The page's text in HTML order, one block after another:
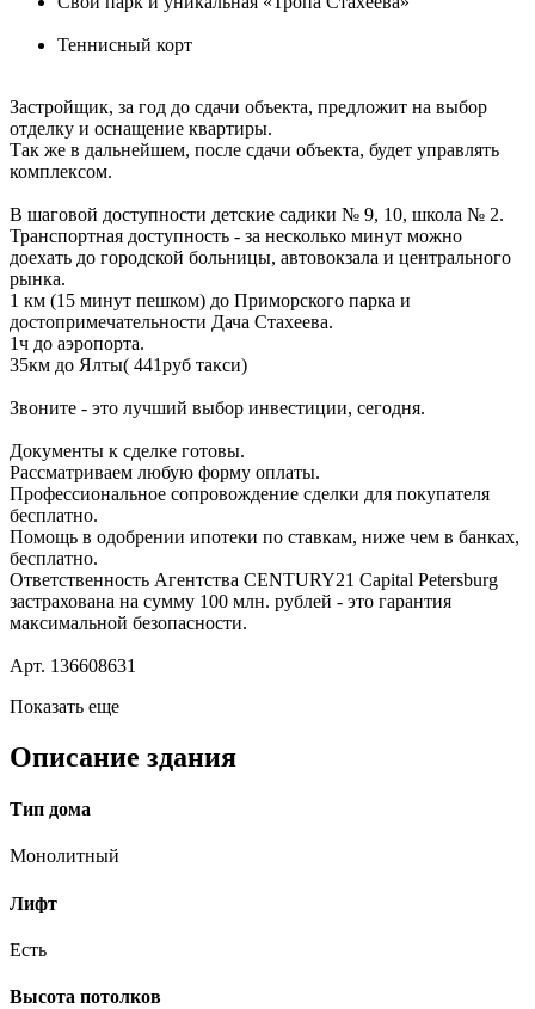
Теннисный корт
Застройщик, за год до сдачи объекта, предложит на выбор
отделку и оснащение квартиры.
Так же в дальнейшем, после сдачи объекта, будет управлять
комплексом.
В шаговой доступности детские садики № 9, 10, школа № 2.
Транспортная доступность - за несколько минут можно
доехать до городской больницы, автовокзала и центрального
рынка.
1 км (15 минут пешком) до Приморского парка и
достопримечательности Дача Стахеева.
1ч до аэропорта.
35км до Ялты( 441руб такси)
Звоните - это лучший выбор инвестиции, сегодня.
Документы к сделке готовы.
Рассматриваем любую форму оплаты.
Профессиональное сопровождение сделки для покупателя
бесплатно.
Помощь в одобрении ипотеки по ставкам, ниже чем в банках,
бесплатно.
Ответственность Агентства СЕNТURY21 Сарitаl Реtеrsburg
застрахована на сумму 100 млн. рублей - это гарантия
максимальной безопасности.
Арт. 136608631
Показать еще
Описание здания
Тип дома
Монолитный
Лифт
Есть
Высота потолков